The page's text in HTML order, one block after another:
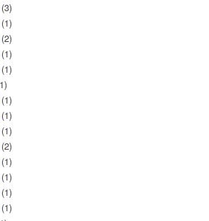
(3)
(1)
(2)
(1)
(1)
(1)
(1)
(1)
(2)
(1)
(1)
(1)
(1)